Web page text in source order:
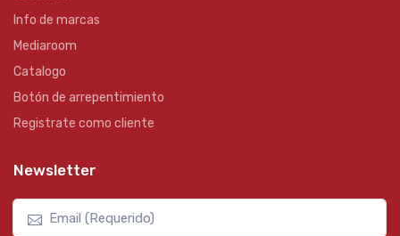
Info de marcas
Mediaroom
Catalogo
Botón de arrepentimiento
Registrate como cliente
Newsletter